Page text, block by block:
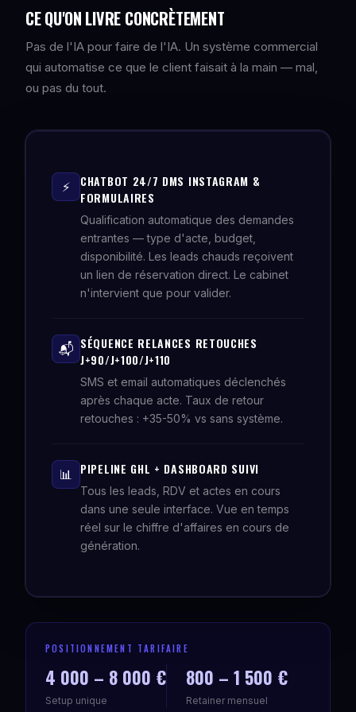
CE QU'ON LIVRE CONCRÈTEMENT
Pas de l'IA pour faire de l'IA. Un système commercial
qui automatise ce que le client faisait à la main — mal,
ou pas du tout.
⚡
CHATBOT 24/7 DMS INSTAGRAM &
FORMULAIRES
Qualification automatique des demandes
entrantes — type d'acte, budget,
disponibilité. Les leads chauds reçoivent
un lien de réservation direct. Le cabinet
n'intervient que pour valider.
📬 SÉQUENCE RELANCES RETOUCHES
J+90/J+100/J+110
SMS et email automatiques déclenchés
après chaque acte. Taux de retour
retouches : +35-50% vs sans système.
📊 PIPELINE GHL + DASHBOARD SUIVI
Tous les leads, RDV et actes en cours
dans une seule interface. Vue en temps
réel sur le chiffre d'affaires en cours de
génération.
POSITIONNEMENT TARIFAIRE
4 000 – 8 000 €
Setup unique
800 – 1 500 €
Retainer mensuel